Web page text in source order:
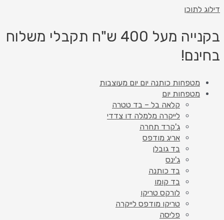
דילוג לתוכן
בקנייה מעל 400 ש"ח תקבלי משלוח
בחינם!
מטפחות כותנה יום יום מעוצבות
מטפחות יום
קלאה בל – בד טטרה
לייקרה מלמלה דו צדדי
ג'קרד תחרה
אריג מודפס
בד גובלן
ג'ינס
בד כותנה
בד קומו
לורקס טריקו
טריקו מודפס לייקרה
פליסה